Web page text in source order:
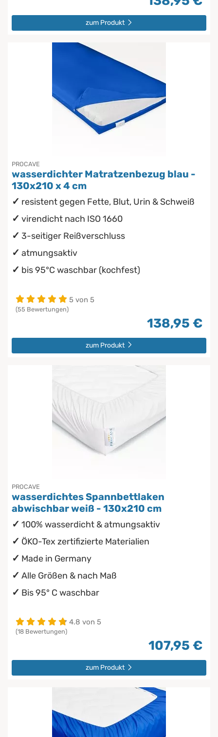
zum Produkt
PROCAVE
wasserdichter Matratzenbezug blau -
130x210 x 4 cm
resistent gegen Fette, Blut, Urin & Schweiß
virendicht nach ISO 1660
3-seitiger Reißverschluss
atmungsaktiv
bis 95°C waschbar (kochfest)
5 von 5
(55 Bewertungen)
138,95 €
zum Produkt
PROCAVE
wasserdichtes Spannbettlaken
abwischbar weiß - 130x210 cm
100% wasserdicht & atmungsaktiv
ÖKO-Tex zertifizierte Materialien
Made in Germany
Alle Größen & nach Maß
Bis 95° C waschbar
4.8 von 5
(18 Bewertungen)
107,95 €
zum Produkt